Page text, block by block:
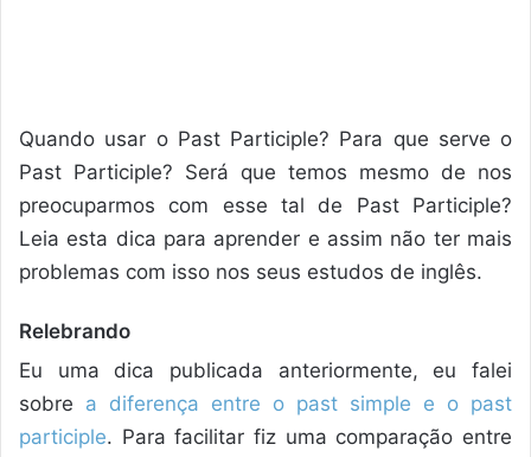
Quando usar o Past Participle? Para que serve o
Past Participle? Será que temos mesmo de nos
preocuparmos com esse tal de Past Participle?
Leia esta dica para aprender e assim não ter mais
problemas com isso nos seus estudos de inglês.
Relebrando
Eu uma dica publicada anteriormente, eu falei
sobre a diferença entre o past simple e o past
participle. Para facilitar fiz uma comparação entre